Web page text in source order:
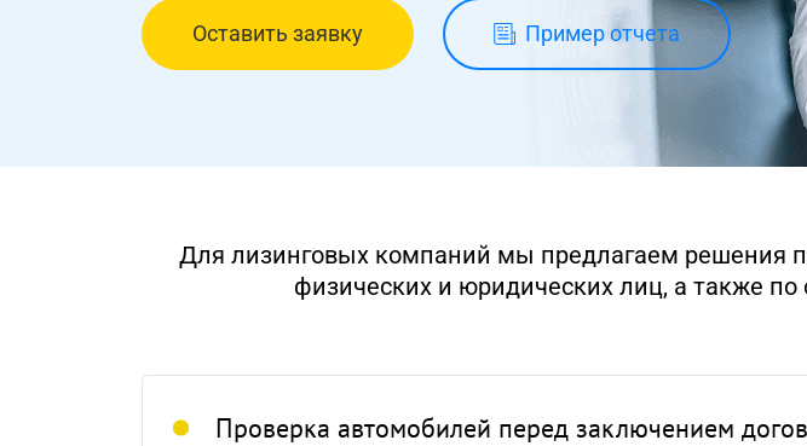
Оставить заявку Пример отчета
Для лизинговых компаний мы предлагаем решения
физических и юридических лиц, а также по
Проверка автомобилей перед заключением